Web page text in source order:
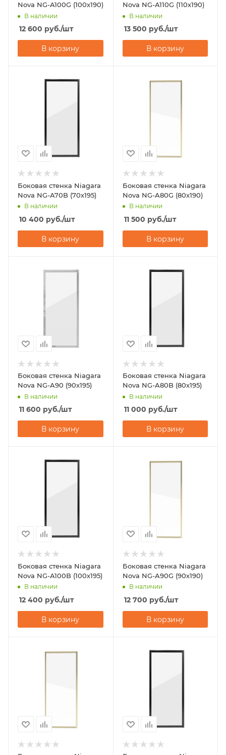
Nova NG-A100G (100х190)
В наличии
12 600 руб./шт
В корзину
Nova NG-A110G (110х190)
В наличии
13 500 руб./шт
В корзину
Боковая стенка Niagara
Nova NG-A70B (70х195)
В наличии
10 400 руб./шт
В корзину
Боковая стенка Niagara
Nova NG-A80G (80х190)
В наличии
11 500 руб./шт
В корзину
Боковая стенка Niagara
Nova NG-A90 (90х195)
В наличии
11 600 руб./шт
В корзину
Боковая стенка Niagara
Nova NG-A80B (80х195)
В наличии
11 000 руб./шт
В корзину
Боковая стенка Niagara
Nova NG-A100B (100х195)
В наличии
12 400 руб./шт
В корзину
Боковая стенка Niagara
Nova NG-A90G (90х190)
В наличии
12 700 руб./шт
В корзину